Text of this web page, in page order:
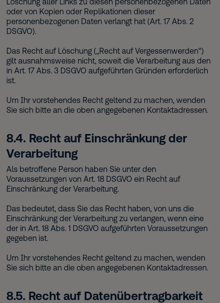
oder von Kopien oder Replikationen dieser
personenbezogenen Daten verlangt hat (Art. 17 Abs. 2
DSGVO).
Das Recht auf Löschung („Recht auf Vergessenwerden“)
gilt ausnahmsweise nicht, soweit die Verarbeitung aus den
in Art. 17 Abs. 3 DSGVO aufgeführten Gründen erforderlich
ist.
Um Ihr vorstehendes Recht geltend zu machen, wenden
Sie sich bitte an die oben angegebenen Kontaktadressen.
8.4. Recht auf Einschränkung der
Verarbeitung
Als betroffene Person haben Sie unter den
Voraussetzungen von Art. 18 DSGVO ein Recht auf
Einschränkung der Verarbeitung.
Das bedeutet, dass Sie das Recht haben, von uns die
Einschränkung der Verarbeitung zu verlangen, wenn eine
der in Art. 18 Abs. 1 DSGVO aufgeführten Voraussetzungen
gegeben ist.
Um Ihr vorstehendes Recht geltend zu machen, wenden
Sie sich bitte an die oben angegebenen Kontaktadressen.
8.5. Recht auf Datenübertragbarkeit